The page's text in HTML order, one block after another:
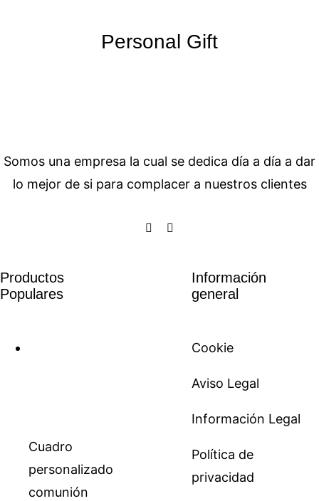
Personal Gift
Somos una empresa la cual se dedica día a día a dar
lo mejor de si para complacer a nuestros clientes
Productos
Populares
Cuadro
personalizado
comunión
Información
general
Cookie
Aviso Legal
Información Legal
Política de
privacidad